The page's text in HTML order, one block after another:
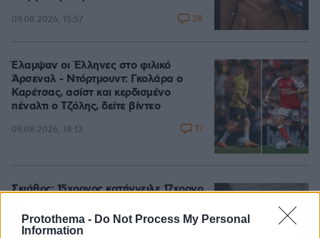
Protothema - Do Not Process My Personal
Information
09.08.2026, 15:57 28
Έλαμψαν οι Έλληνες στο φιλικό
Άρσεναλ - Ντόρτμουντ: Γκολάρα ο
Καρέτσας, ασίστ και κερδισμένο
πέναλτι ο Τζόλης, δείτε βίντεο
09.08.2026, 18:13 17
Σκιάθος: 15χρονος κατήγγειλε 17χρονο
εκβιασμό με βίντεο, τι περιέγραψε στις
Αρχές